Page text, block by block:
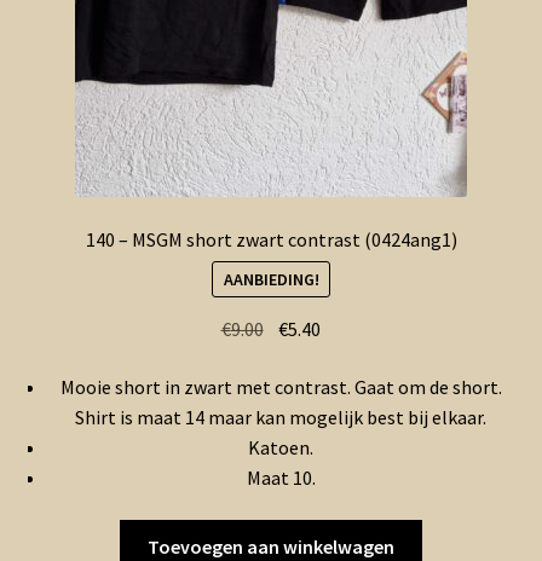
140 – MSGM short zwart contrast (0424ang1)
AANBIEDING!
€9.00 Oorspronkelijke
was:
€9.00.
€5.40
is:
€5.40.
Mooie short in zwart met contrast. Gaat om de short.
Shirt is maat 14 maar kan mogelijk best bij elkaar.
Katoen.
Maat 10.
Toevoegen aan winkelwagen